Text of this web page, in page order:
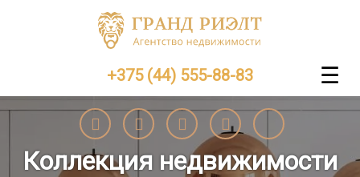
+375 (44) 555-88-83 ☰
Insta youtube
Коллекция недвижимости